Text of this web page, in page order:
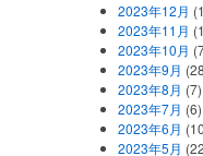
2023年12月
2023年11月
2023年10月
2023年9月
2023年8月 (7)
2023年7月 (6)
2023年6月
2023年5月